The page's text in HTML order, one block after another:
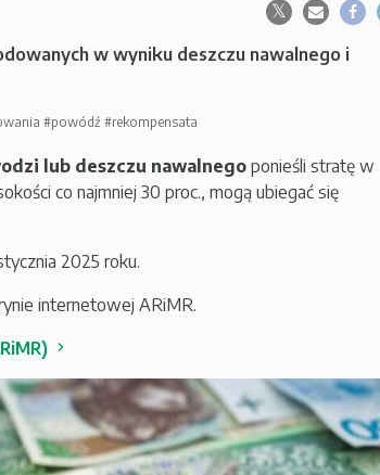
w wyniku deszczu nawalnego i
#powódź #rekompensata
lub deszczu nawalnego ponieśli stratę w
co najmniej 30 proc., mogą ubiegać się
2025 roku.
internetowej ARiMR.